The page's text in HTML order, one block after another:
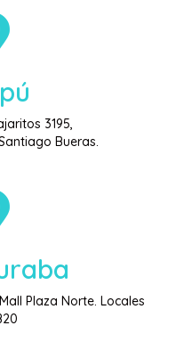
3195,
Bueras.
Plaza Norte. Locales